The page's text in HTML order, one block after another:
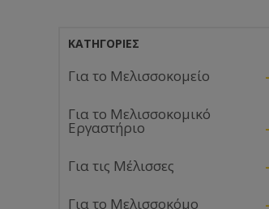
ΚΑΤΗΓΟΡΊΕΣ
Για το Μελισσοκομείο
Για το Μελισσοκομικό
Εργαστήριο
Για τις Μέλισσες
Για το Μελισσοκόμο